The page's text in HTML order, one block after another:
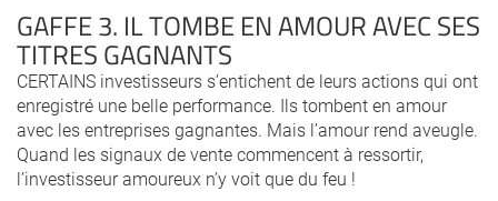
GAFFE 3. IL TOMBE EN AMOUR AVEC SES
TITRES GAGNANTS
CERTAINS investisseurs s’entichent de leurs actions qui ont
enregistré une belle performance. Ils tombent en amour
avec les entreprises gagnantes. Mais l’amour rend aveugle.
Quand les signaux de vente commencent à ressortir,
l’investisseur amoureux n’y voit que du feu !